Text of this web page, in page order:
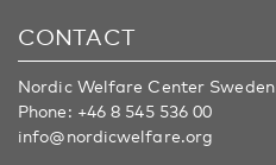
CONTACT
Nordic Welfare Center Sweden
Phone: +46 8 545 536 00
info@nordicwelfare.org